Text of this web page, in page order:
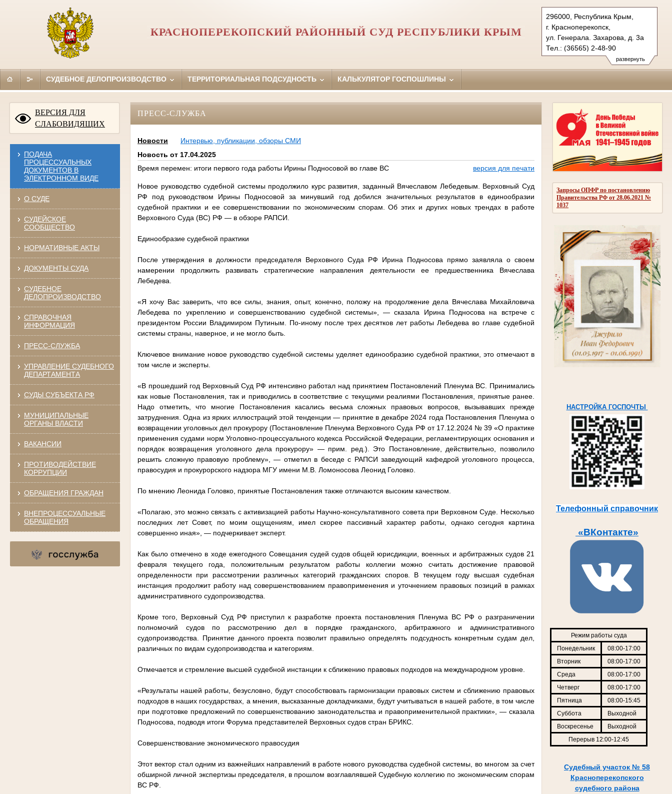
развернуть
296000, Республика Крым,
г. Красноперекопск,
ул. Генерала. Захарова, д. 3а
Тел.: (36565) 2-48-90
krasnoperekopskiy.krm@sudrf.ru
КРАСНОПЕРЕКОПСКИЙ РАЙОННЫЙ СУД РЕСПУБЛИКИ КРЫМ
СУДЕБНОЕ ДЕЛОПРОИЗВОДСТВО ТЕРРИТОРИАЛЬНАЯ ПОДСУДНОСТЬ КАЛЬКУЛЯТОР ГОСПОШЛИНЫ
ВЕРСИЯ ДЛЯ
СЛАБОВИДЯЩИХ
ПОДАЧА
ПРОЦЕССУАЛЬНЫХ
ДОКУМЕНТОВ В
ЭЛЕКТРОННОМ ВИДЕ
О СУДЕ
СУДЕЙСКОЕ
СООБЩЕСТВО
НОРМАТИВНЫЕ АКТЫ
ДОКУМЕНТЫ СУДА
СУДЕБНОЕ
ДЕЛОПРОИЗВОДСТВО
СПРАВОЧНАЯ
ИНФОРМАЦИЯ
ПРЕСС-СЛУЖБА
УПРАВЛЕНИЕ СУДЕБНОГО
ДЕПАРТАМЕНТА
СУДЫ СУБЪЕКТА РФ
МУНИЦИПАЛЬНЫЕ
ОРГАНЫ ВЛАСТИ
ВАКАНСИИ
ПРОТИВОДЕЙСТВИЕ
КОРРУПЦИИ
ОБРАЩЕНИЯ ГРАЖДАН
ВНЕПРОЦЕССУАЛЬНЫЕ
ОБРАЩЕНИЯ
Запросы ОПФР по постановлению
Правительства РФ от 28.06.2021 №
1037
НАСТРОЙКА ГОСПОЧТЫ
Телефонный справочник
«ВКонтакте»
Режим работы суда
Понедельник
08:00-17:00
Вторник
08:00-17:00
Среда
08:00-17:00
Четверг
08:00-17:00
Пятница
08:00-15:45
Суббота
Выходной
Воскресенье
Выходной
Перерыв 12:00-12:45
Судебный участок № 58
Красноперекопского
судебного района
ПРЕСС-СЛУЖБА
Новости
Интервью, публикации, обзоры СМИ
Новость от 17.04.2025
Время перемен: итоги первого года работы Ирины Подносовой во главе ВС
версия для печати
Новое руководство судебной системы продолжило курс развития, заданный Вячеславом Лебедевым. Верховный Суд
РФ под руководством Ирины Подносовой за минувший год добился значительных результатов в единообразии
судебной практики и ее совершенствовании по экономическим спорам. Об этих и других новых трендах в работе
Верховного Суда (ВС) РФ — в обзоре РАПСИ.
Единообразие судебной практики
После утверждения в должности председателя Верховного Суда РФ Ирина Подносова прямо заявляла о своем
намерении продолжить развивать стратегические направления деятельности ее предшественника Вячеслава
Лебедева.
«Я хочу Вас заверить, что все силы, знания, опыт, конечно, положу на продолжение дела Вячеслава Михайловича
Лебедева по укреплению и совершенствованию судебной системы», — сказала Ирина Подносова на встрече с
президентом России Владимиром Путиным. По-иному после трех десятков лет работы Лебедева во главе судебной
системы страны, наверное, и не могло быть.
Ключевое внимание новое руководство судебной системы уделяет единообразию судебной практики, это отмечают в
том числе и эксперты.
«В прошедший год Верховный Суд РФ интенсивно работал над принятием Постановлений Пленума ВС. Принимались
как новые Постановления, так и приводились в соответствие с текущими реалиями Постановления, принятые ранее.
Надо отметить, что многие Постановления касались весьма сложных правовых вопросов, вызывавших прежде
затруднения. Одна из ярких иллюстраций этой тенденции — принятие в декабре 2024 года Постановления Пленума о
возвращении уголовных дел прокурору (Постановление Пленума Верховного Суда РФ от 17.12.2024 № 39 «О практике
применения судами норм Уголовно-процессуального кодекса Российской Федерации, регламентирующих основания и
порядок возвращения уголовного дела прокурору» — прим. ред.). Это Постановление, действительно, позволило
решить сложную правовую проблему», — отметил в беседе с РАПСИ заведующий кафедрой уголовного процесса,
правосудия и прокурорского надзора МГУ имени М.В. Ломоносова Леонид Головко.
По мнению Леонида Головко, принятые Постановления также отличаются высоким качеством.
«Полагаю, это можно связать с активизацией работы Научно-консультативного совета при Верховном Суде. Несколько
последних лет Совет, по моим ощущениям, имел скорее пассивный характер работы, однако сегодня картина
совершенно иная», — подчеркивает эксперт.
Как было отмечено в ходе ежегодного Совещания судей судов общей юрисдикции, военных и арбитражных судов 21
февраля текущего года, положительным результатом работы коллегии можно считать достижение правовой
определенности при рассмотрении различных категорий гражданских споров. В текущем году высшая судебная
инстанция продолжит работу над совершенствованием правоприменения и уточнением правовых позиций в рамках
административного судопроизводства.
Кроме того, Верховный Суд РФ приступил к разработке проекта постановления Пленума ВС РФ о разграничении
полномочий судов по рассмотрению дел в порядке гражданского, арбитражного и административного
судопроизводства. Принятие данного проекта позволит правильно определять подсудность конкретным судам дел,
различных по видам судопроизводства и категориям.
Отмечается и стремление высшей судебной инстанции к сближению правовых подходов на международном уровне.
«Результаты нашей работы, безусловно, будут способствовать гармонизации правовых систем и сближению правовых
подходов в наших государствах, а мнения, высказанные докладчиками, будут учитываться в нашей работе, в том числе
при подготовке предложений по совершенствованию законодательства и правоприменительной практики», — сказала
Подносова, подводя итоги Форума представителей Верховных судов стран БРИКС.
Совершенствование экономического правосудия
Этот вектор стал одним из важнейших направлений в работе нового руководства судебной системы, во многом за счет
обширной личной экспертизы председателя, в прошлом возглавлявшей Судебную коллегию по экономическим спорам
ВС РФ.